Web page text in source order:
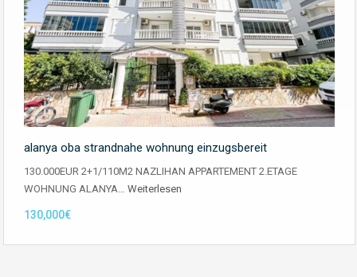
alanya oba strandnahe wohnung einzugsbereit
130.000EUR 2+1/110M2 NAZLIHAN APPARTEMENT 2.ETAGE
WOHNUNG ALANYA… Weiterlesen
130,000€